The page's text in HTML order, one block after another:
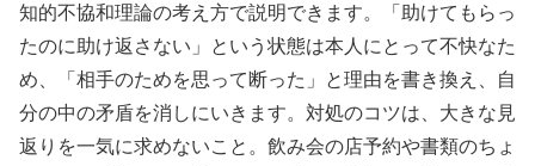
知的不協和理論の考え方で説明できます。「助けてもらっ
たのに助け返さない」という状態は本人にとって不快なた
め、「相手のためを思って断った」と理由を書き換え、自
分の中の矛盾を消しにいきます。対処のコツは、大きな見
返りを一気に求めないこと。飲み会の店予約や書類のちょ